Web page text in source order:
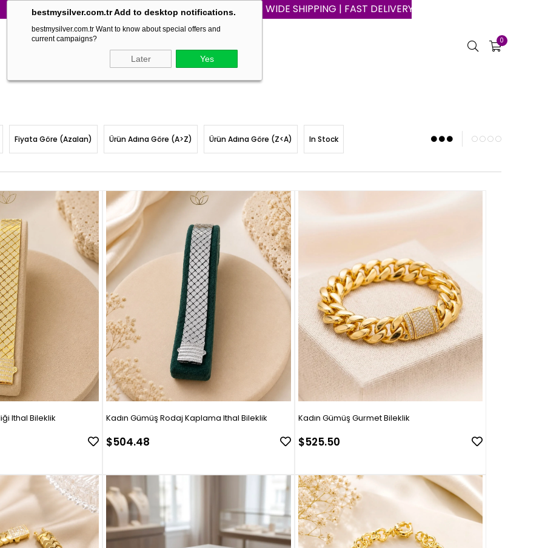
bestmysilver.com.tr Add to desktop notifications.
bestmysilver.com.tr Want to know about special offers and
current campaigns?
Later Yes
WORLD WIDE SHIPPING | FAST DELIVERY | SAFE SHOPPING ON THE INTERNET
0
Fiyata Göre (Azalan) Ürün Adına Göre (A>Z) Ürün Adına Göre (Z<A) In Stock
Ithal Bileklik Kadın Gümüş Rodaj Kaplama Ithal Bileklik
$504.48
Kadın Gümüş Gurmet Bileklik
$525.50